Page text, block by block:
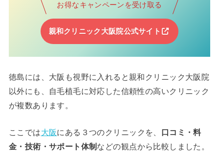
お得なキャンペーンを受け取る
親和クリニック大阪院公式サイト
徳島には、大阪も視野に入れると親和クリニック大阪院
以外にも、自毛植毛に対応した信頼性の高いクリニック
が複数あります。
ここでは大阪にある３つのクリニックを、 口コミ・料
金・技術・サポート体制 などの観点から比較しました。